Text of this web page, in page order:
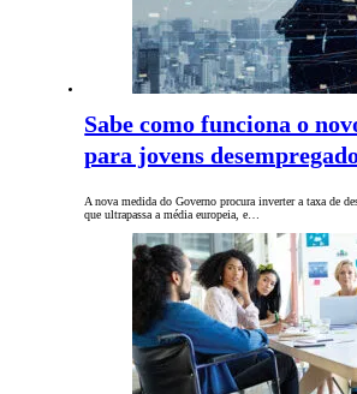
Sabe como funciona o
para jovens
A nova medida do Governo procura inverter a taxa de
que ultrapassa a média europeia, e…